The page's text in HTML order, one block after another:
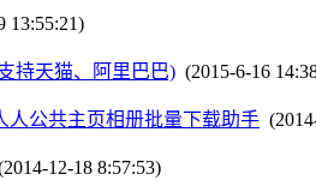
13:55:21)
持天猫、阿里巴巴) (2015-6-16
人公共主页相册批量下载助手
12-18 8:57:53)